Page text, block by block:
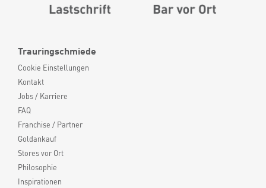
Trauringschmiede
Cookie Einstellungen
Kontakt
Jobs / Karriere
FAQ
Franchise / Partner
Goldankauf
Stores vor Ort
Philosophie
Inspirationen